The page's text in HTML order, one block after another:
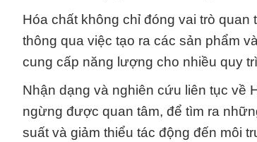
Hóa chất không chỉ đóng vai trò
thông qua việc tạo ra các sản phẩm
cung cấp năng lượng cho nhiều quy
Nhận dạng và nghiên cứu liên tục về
ngừng được quan tâm, để tìm ra
suất và giảm thiểu tác động đến môi